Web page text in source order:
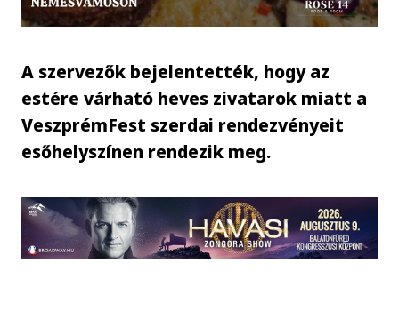
A szervezők bejelentették, hogy az
estére várható heves zivatarok miatt a
VeszprémFest szerdai rendezvényeit
esőhelyszínen rendezik meg.